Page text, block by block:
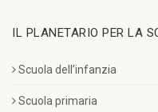
IL PLANETARIO PER LA
Scuola dell’infanzia
Scuola primaria